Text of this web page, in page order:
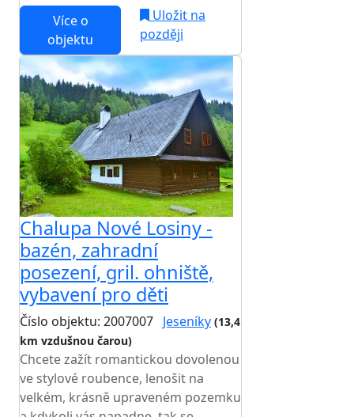
Více o
objektu
Uložit na
později
Chalupa Nové Losiny -
bazén, zahradní
posezení, gril. ohniště,
vybavení pro děti
Číslo objektu: 2007007 Jeseníky (13,4
km vzdušnou čarou)
Chcete zažít romantickou dovolenou
ve stylové roubence, lenošit na
velkém, krásně upraveném pozemku